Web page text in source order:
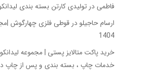
فاطمیدر تولیدی کارتن بسته‌ بندی
ارسام حاجیلودر قوطی فلزی چهارگوش
1404
خدمات چاپ ، بسته بندی و پس از چاپ